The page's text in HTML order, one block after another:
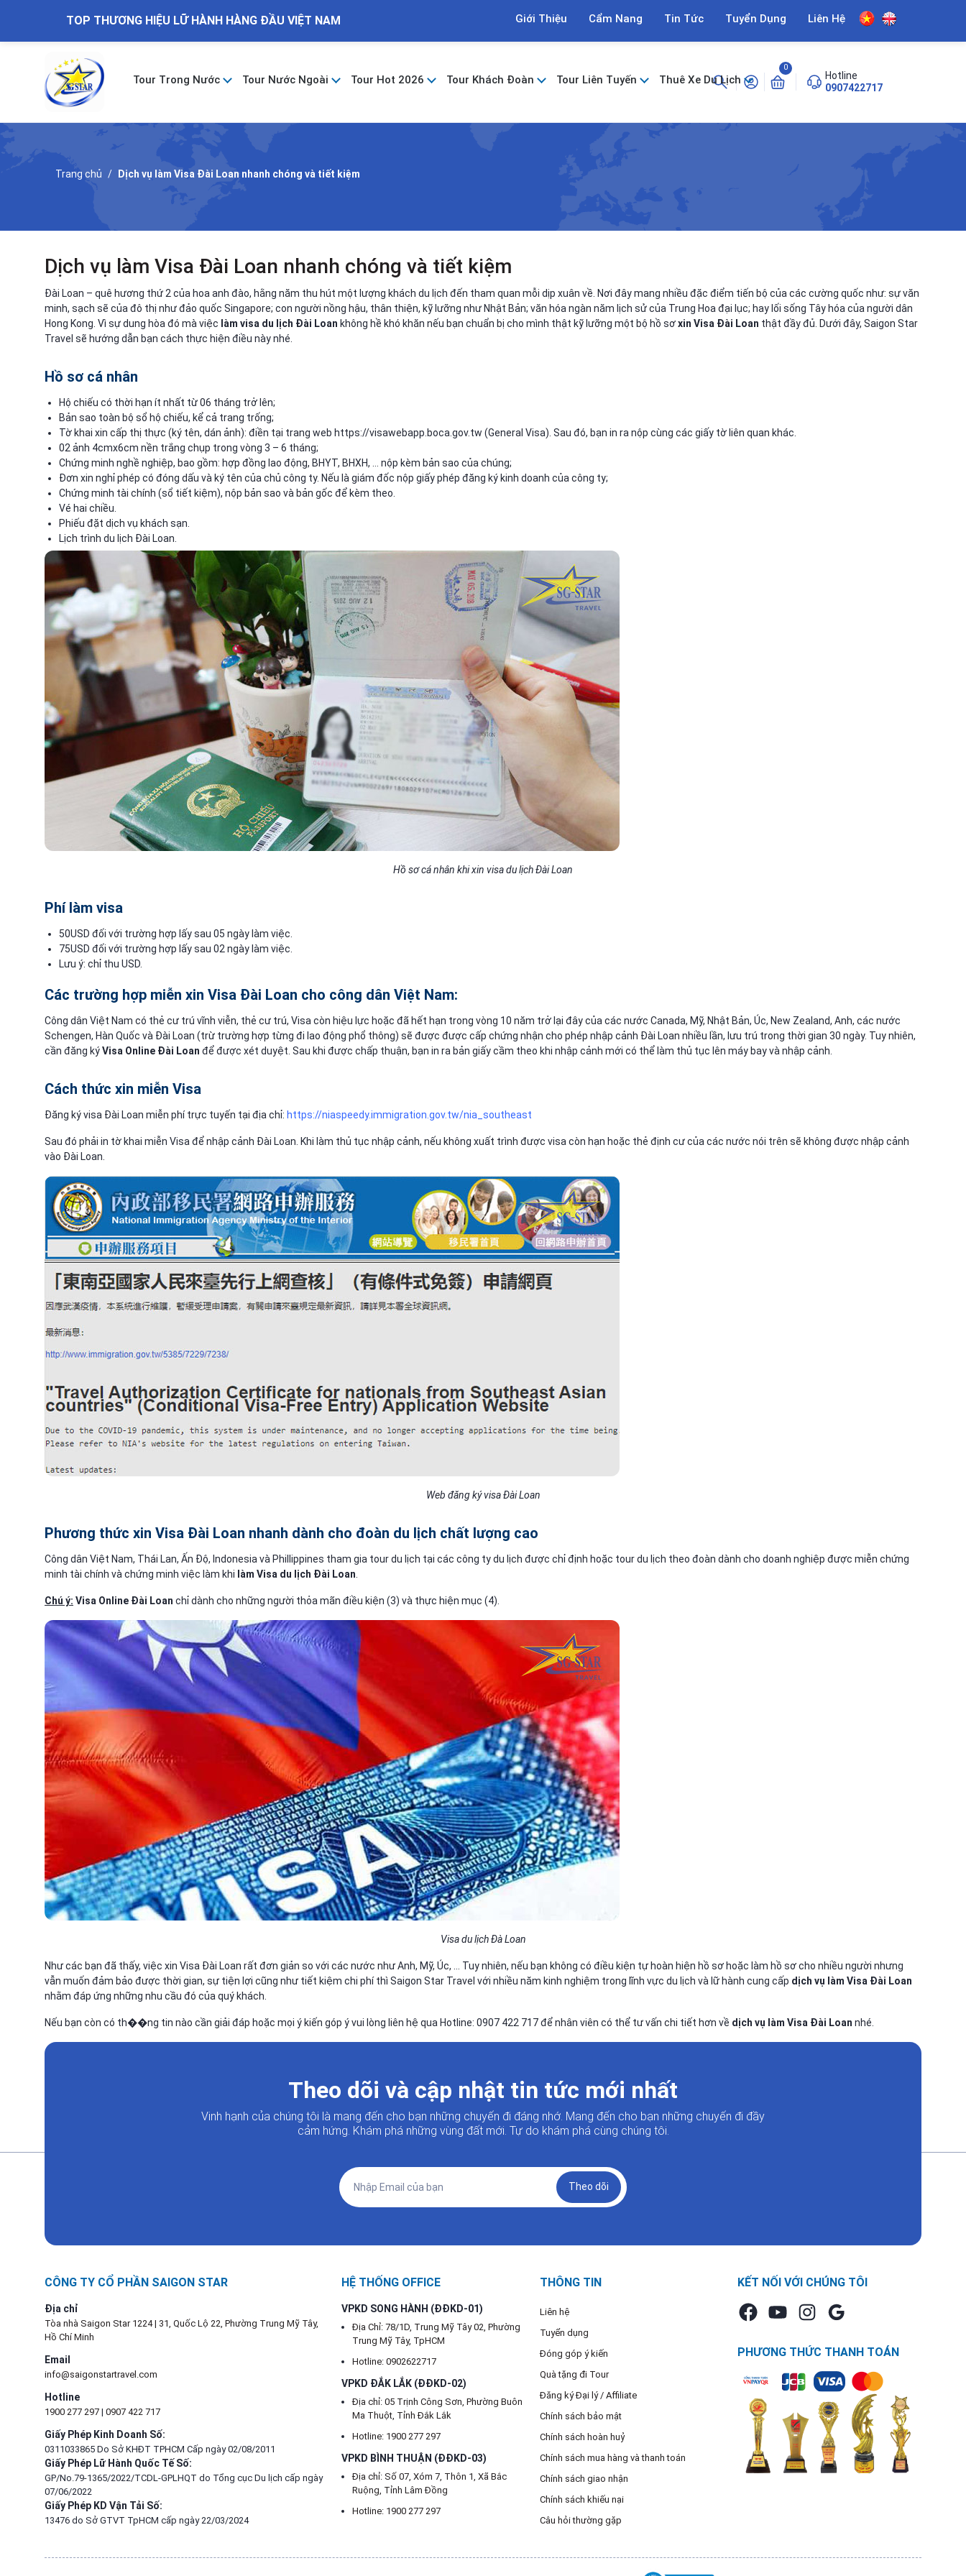
TOP THƯƠNG HIỆU LỮ HÀNH HÀNG ĐẦU VIỆT NAM Giới Thiệu Cẩm Nang Tin Tức Tuyển Dụng Liên Hệ
Tour Trong Nước Tour Nước Ngoài Tour Hot 2026 Tour Khách Đoàn Tour Liên Tuyến Thuê Xe Du Lịch
0
Hotline
0907422717
Trang chủ Dịch vụ làm Visa Đài Loan nhanh chóng và tiết kiệm
Dịch vụ làm Visa Đài Loan nhanh chóng và tiết kiệm
Đài Loan – quê hương thứ 2 của hoa anh đào, hằng năm thu hút một lượng khách du lịch đến tham quan mỗi dịp xuân về. Nơi đây mang nhiều đặc điểm tiến bộ của các cường quốc như: sự văn
minh, sạch sẽ của đô thị như đảo quốc Singapore; con người nồng hậu, thân thiện, kỹ lưỡng như Nhật Bản; văn hóa ngàn năm lịch sử của Trung Hoa đại lục; hay lối sống Tây hóa của người dân
Hong Kong. Vì sự dung hòa đó mà việc làm visa du lịch Đài Loan không hề khó khăn nếu bạn chuẩn bị cho mình thật kỹ lưỡng một bộ hồ sơxin Visa Đài Loan thật đầy đủ. Dưới đây, Saigon Star
Travel sẽ hướng dẫn bạn cách thực hiện điều này nhé.
Hồ sơ cá nhân
Hộ chiếu có thời hạn ít nhất từ 06 tháng trở lên;
Bản sao toàn bộ sổ hộ chiếu, kể cả trang trống;
Tờ khai xin cấp thị thực (ký tên, dán ảnh): điền tại trang web https://visawebapp.boca.gov.tw (General Visa). Sau đó, bạn in ra nộp cùng các giấy tờ liên quan khác.
02 ảnh 4cmx6cm nền trắng chụp trong vòng 3 – 6 tháng;
Chứng minh nghề nghiệp, bao gồm: hợp đồng lao động, BHYT, BHXH, … nộp kèm bản sao của chúng;
Đơn xin nghỉ phép có đóng dấu và ký tên của chủ công ty. Nếu là giám đốc nộp giấy phép đăng ký kinh doanh của công ty;
Chứng minh tài chính (sổ tiết kiệm), nộp bản sao và bản gốc để kèm theo.
Vé hai chiều.
Phiếu đặt dịch vụ khách sạn.
Lịch trình du lịch Đài Loan.
Hồ sơ cá nhân khi xin visa du lịch Đài Loan
Phí làm visa
50USD đối với trường hợp lấy sau 05 ngày làm việc.
75USD đối với trường hợp lấy sau 02 ngày làm việc.
Lưu ý: chỉ thu USD.
Các trường hợp miễn xin Visa Đài Loan cho công dân Việt Nam:
Công dân Việt Nam có thẻ cư trú vĩnh viễn, thẻ cư trú, Visa còn hiệu lực hoặc đã hết hạn trong vòng 10 năm trở lại đây của các nước Canada, Mỹ, Nhật Bản, Úc, New Zealand, Anh, các nước
Schengen, Hàn Quốc và Đài Loan (trừ trường hợp từng đi lao động phổ thông) sẽ được được cấp chứng nhận cho phép nhập cảnh Đài Loan nhiều lần, lưu trú trong thời gian 30 ngày. Tuy nhiên,
cần đăng kýVisa Online Đài Loan để được xét duyệt. Sau khi được chấp thuận, bạn in ra bản giấy cầm theo khi nhập cảnh mới có thể làm thủ tục lên máy bay và nhập cảnh.
Cách thức xin miễn Visa
Đăng ký visa Đài Loan miễn phí trực tuyến tại địa chỉ: https://niaspeedy.immigration.gov.tw/nia_southeast
Sau đó phải in tờ khai miễn Visa để nhập cảnh Đài Loan. Khi làm thủ tục nhập cảnh, nếu không xuất trình được visa còn hạn hoặc thẻ định cư của các nước nói trên sẽ không được nhập cảnh
vào Đài Loan.
Web đăng ký visa Đài Loan
Phương thức xin Visa Đài Loan nhanh dành cho đoàn du lịch chất lượng cao
Công dân Việt Nam, Thái Lan, Ấn Độ, Indonesia và Phillippines tham gia tour du lịch tại các công ty du lịch được chỉ định hoặc tour du lịch theo đoàn dành cho doanh nghiệp được miễn chứng
minh tài chính và chứng minh việc làm khi làm Visa du lịch Đài Loan
Chú ý: Visa Online Đài Loan chỉ dành cho những người thỏa mãn điều kiện (3) và thực hiện mục (4).
Visa du lịch Đà Loan
Như các bạn đã thấy, việc xin Visa Đài Loan rất đơn giản so với các nước như Anh, Mỹ, Úc, … Tuy nhiên, nếu bạn không có điều kiện tự hoàn hiện hồ sơ hoặc làm hồ sơ cho nhiều người nhưng
vẫn muốn đảm bảo được thời gian, sự tiện lợi cũng như tiết kiệm chi phí thì Saigon Star Travel với nhiều năm kinh nghiệm trong lĩnh vực du lịch và lữ hành cung cấp dịch vụ làm Visa Đài Loan
nhằm đáp ứng những nhu cầu đó của quý khách.
Nếu bạn còn có th��ng tin nào cần giải đáp hoặc mọi ý kiến góp ý vui lòng liên hệ qua Hotline: 0907 422 717 để nhân viên có thể tư vấn chi tiết hơn về dịch vụ làm Visa Đài Loan nhé.
Theo dõi và cập nhật tin tức mới nhất
Vinh hạnh của chúng tôi là mang đến cho bạn những chuyến đi đáng nhớ. Mang đến cho bạn những chuyến đi đầy
cảm hứng. Khám phá những vùng đất mới. Tự do khám phá cùng chúng tôi.
Theo dõi
CÔNG TY CỔ PHẦN SAIGON STAR
Địa chỉ
Tòa nhà Saigon Star 1224 | 31, Quốc Lộ 22, Phường Trung Mỹ Tây,
Hồ Chí Minh
Email
info@saigonstartravel.com
Hotline
1900 277 297 | 0907 422 717
Giấy Phép Kinh Doanh Số:
0311033865 Do Sở KHĐT TPHCM Cấp ngày 02/08/2011
Giấy Phép Lữ Hành Quốc Tế Số:
GP/No.79-1365/2022/TCDL-GPLHQT do Tổng cục Du lịch cấp ngày
07/06/2022
Giấy Phép KD Vận Tải Số:
13476 do Sở GTVT TpHCM cấp ngày 22/03/2024
HỆ THỐNG OFFICE
VPKD SONG HÀNH (ĐĐKD-01)
Địa Chỉ: 78/1D, Trung Mỹ Tây 02, Phường
Trung Mỹ Tây, TpHCM
Hotline: 0902622717
VPKD ĐẮK LẮK (ĐĐKD-02)
Địa chỉ: 05 Trịnh Công Sơn, Phường Buôn
Ma Thuột, Tỉnh Đắk Lắk
Hotline: 1900 277 297
VPKD BÌNH THUẬN (ĐĐKD-03)
Địa chỉ: Số 07, Xóm 7, Thôn 1, Xã Bắc
Ruộng, Tỉnh Lâm Đồng
Hotline: 1900 277 297
THÔNG TIN
Liên hệ
Tuyển dụng
Đóng góp ý kiến
Quà tặng đi Tour
Đăng ký Đại lý / Affiliate
Chính sách bảo mật
Chính sách hoàn huỷ
Chính sách mua hàng và thanh toán
Chính sách giao nhận
Chính sách khiếu nại
Câu hỏi thường gặp
KẾT NỐI VỚI CHÚNG TÔI
PHƯƠNG THỨC THANH TOÁN